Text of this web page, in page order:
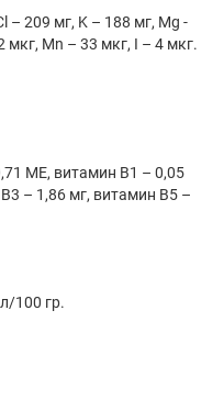
– 209 мг, K – 188 мг, Mg -
мкг, Mn – 33 мкг, I – 4 мкг.
МЕ, витамин В1 – 0,05
– 1,86 мг, витамин В5 –
100 гр.